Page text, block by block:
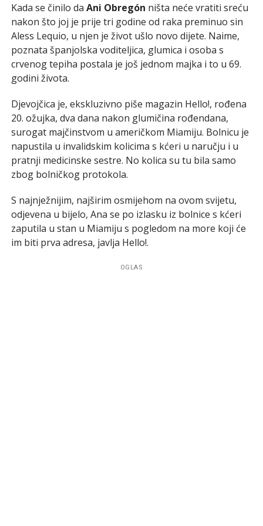
Kada se činilo da Ani Obregón ništa neće vratiti sreću
nakon što joj je prije tri godine od raka preminuo sin
Aless Lequio, u njen je život ušlo novo dijete. Naime,
poznata španjolska voditeljica, glumica i osoba s
crvenog tepiha postala je još jednom majka i to u 69.
godini života.
Djevojčica je, ekskluzivno piše magazin Hello!, rođena
20. ožujka, dva dana nakon glumičina rođendana,
surogat majčinstvom u američkom Miamiju. Bolnicu je
napustila u invalidskim kolicima s kćeri u naručju i u
pratnji medicinske sestre. No kolica su tu bila samo
zbog bolničkog protokola.
S najnježnijim, najširim osmijehom na ovom svijetu,
odjevena u bijelo, Ana se po izlasku iz bolnice s kćeri
zaputila u stan u Miamiju s pogledom na more koji će
im biti prva adresa, javlja Hello!.
OGLAS